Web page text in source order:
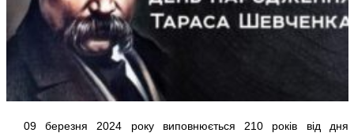
09 березня 2024 року виповнюється 210 років від дня